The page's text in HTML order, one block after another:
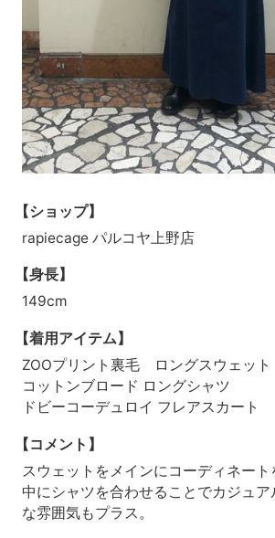
【ショップ】
rapiecage パルコヤ上野店
【身長】
149cm
【着用アイテム】
ZOOプリント裏毛 ロングスウェット
コットンブロード ロングシャツ
ドビーコーデュロイ フレアスカート
【コメント】
スウェットをメインにコーディネート
中にシャツを合わせることでカジュア
な雰囲気もプラス。